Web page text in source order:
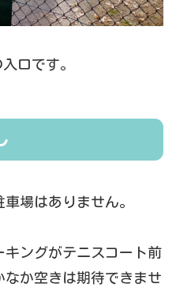
口です。
場はありません。
ングがテニスコート前
か空きは期待できませ